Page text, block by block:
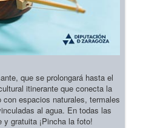
que se prolongará hasta el
itinerante que conecta la
espacios naturales, termales
al agua. En todas las
gratuita ¡Pincha la foto!